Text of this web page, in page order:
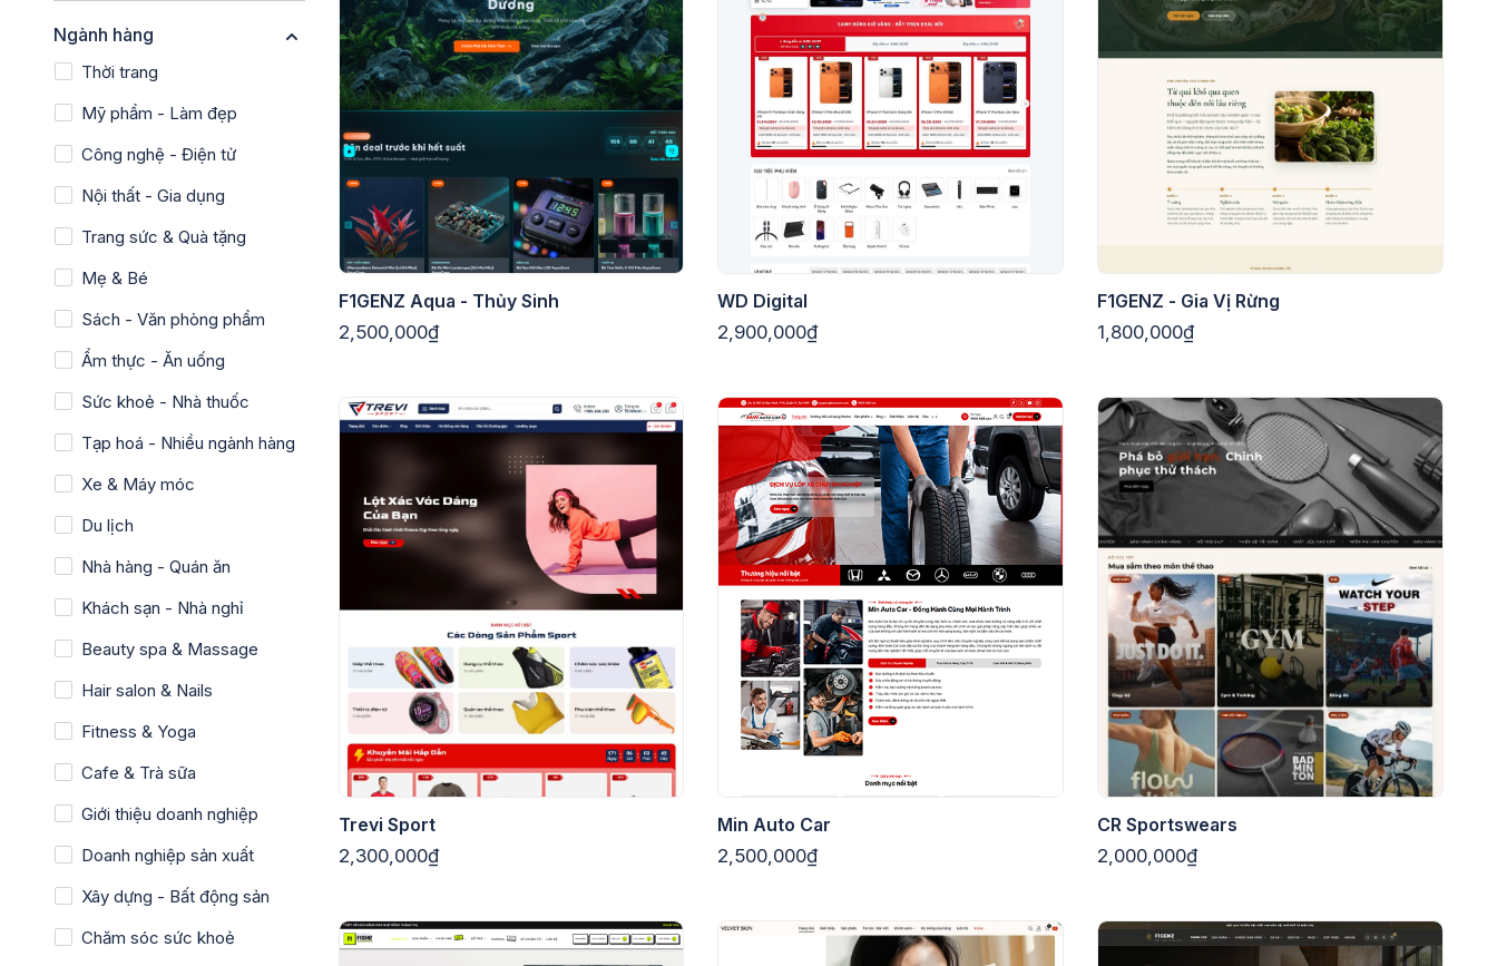
Ngành hàng
Thời trang
Mỹ phẩm - Làm đẹp
Công nghệ - Điện tử
Nội thất - Gia dụng
Trang sức & Quà tặng
Mẹ & Bé
Sách - Văn phòng phẩm
Ẩm thực - Ăn uống
Sức khoẻ - Nhà thuốc
Tạp hoá - Nhiều ngành hàng
Xe & Máy móc
Du lịch
Nhà hàng - Quán ăn
Khách sạn - Nhà nghỉ
Beauty spa & Massage
Hair salon & Nails
Fitness & Yoga
Cafe & Trà sữa
Giới thiệu doanh nghiệp
Doanh nghiệp sản xuất
Xây dựng - Bất động sản
Chăm sóc sức khoẻ
F1GENZ Aqua - Thủy Sinh
2,500,000₫
WD Digital
2,900,000₫
F1GENZ - Gia Vị Rừng
1,800,000₫
Trevi Sport
2,300,000₫
Min Auto Car
2,500,000₫
CR Sportswears
2,000,000₫